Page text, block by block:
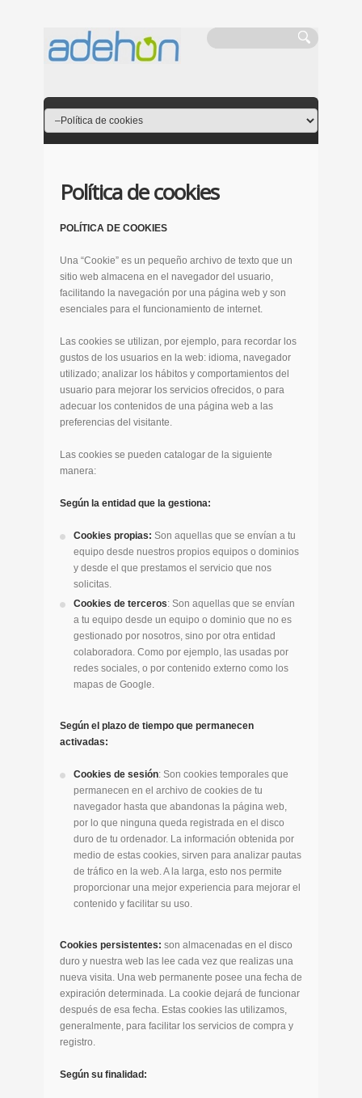
Política de cookies
POLÍTICA DE COOKIES
Una “Cookie” es un pequeño archivo de texto que un
sitio web almacena en el navegador del usuario,
facilitando la navegación por una página web y son
esenciales para el funcionamiento de internet.
Las cookies se utilizan, por ejemplo, para recordar los
gustos de los usuarios en la web: idioma, navegador
utilizado; analizar los hábitos y comportamientos del
usuario para mejorar los servicios ofrecidos, o para
adecuar los contenidos de una página web a las
preferencias del visitante.
Las cookies se pueden catalogar de la siguiente
manera:
Según la entidad que la gestiona:
Cookies propias: Son aquellas que se envían a tu
equipo desde nuestros propios equipos o dominios
y desde el que prestamos el servicio que nos
solicitas.
Cookies de terceros: Son aquellas que se envían
a tu equipo desde un equipo o dominio que no es
gestionado por nosotros, sino por otra entidad
colaboradora. Como por ejemplo, las usadas por
redes sociales, o por contenido externo como los
mapas de Google.
Según el plazo de tiempo que permanecen
activadas:
Cookies de sesión: Son cookies temporales que
permanecen en el archivo de cookies de tu
navegador hasta que abandonas la página web,
por lo que ninguna queda registrada en el disco
duro de tu ordenador. La información obtenida por
medio de estas cookies, sirven para analizar pautas
de tráfico en la web. A la larga, esto nos permite
proporcionar una mejor experiencia para mejorar el
contenido y facilitar su uso.
Cookies persistentes: son almacenadas en el disco
duro y nuestra web las lee cada vez que realizas una
nueva visita. Una web permanente posee una fecha de
expiración determinada. La cookie dejará de funcionar
después de esa fecha. Estas cookies las utilizamos,
generalmente, para facilitar los servicios de compra y
registro.
Según su finalidad: